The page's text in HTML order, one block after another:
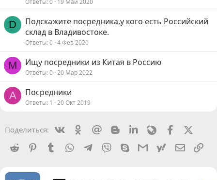
D
Подскажите посредника,у кого есть Российский
склад в Владивостоке.
Ответы 0 4 Фев 2020
M Ищу посредники из Китая в Россию
Ответы 0 20 Мар 2022
A Посредники
Ответы 1 20 Окт 2019
Поделиться: VkontakteOdnoklassniki
Mail.ru BloggerLinkedinLivejournalFacebook
Reddit
PinterestTumblr WhatsAppTelegram
Viber SkypeGmailyahoomail